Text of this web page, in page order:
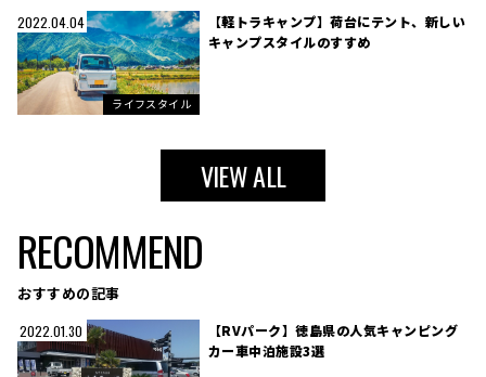
2022.04.04
ライフスタイル
【軽トラキャンプ】荷台にテント、新しい
キャンプスタイルのすすめ
VIEW ALL
RECOMMEND
おすすめの記事
2022.01.30
【RVパーク】徳島県の人気キャンピング
カー車中泊施設3選